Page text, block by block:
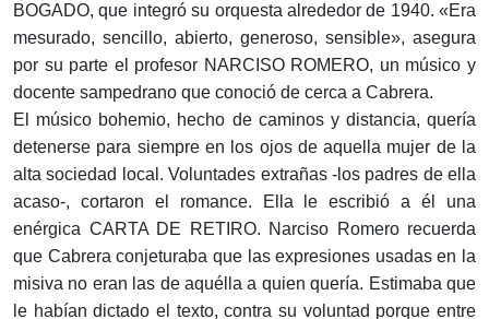
BOGADO, que integró su orquesta alrededor de 1940. «Era
mesurado, sencillo, abierto, generoso, sensible», asegura
por su parte el profesor NARCISO ROMERO, un músico y
docente sampedrano que conoció de cerca a Cabrera.
El músico bohemio, hecho de caminos y distancia, quería
detenerse para siempre en los ojos de aquella mujer de la
alta sociedad local. Voluntades extrañas -los padres de ella
acaso-, cortaron el romance. Ella le escribió a él una
enérgica CARTA DE RETIRO. Narciso Romero recuerda
que Cabrera conjeturaba que las expresiones usadas en la
misiva no eran las de aquélla a quien quería. Estimaba que
le habían dictado el texto, contra su voluntad porque entre